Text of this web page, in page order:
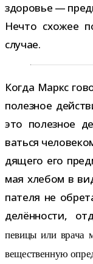
здо­ро­вье —
Нечто схо­жее
случае.
Когда Маркс
полез­ное
это полез­ное
ваться
дя­щего его
мая хле­бом в
па­теля не
де­лён­но­сти,
певицы или врача
веще­ствен­ную